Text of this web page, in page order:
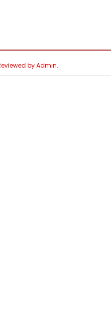
by Admin.